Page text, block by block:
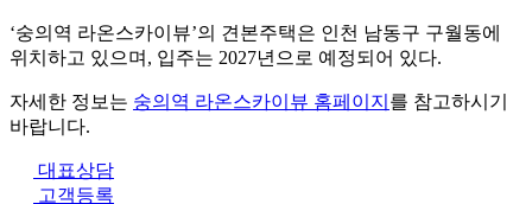
‘숭의역 라온스카이뷰’의 견본주택은 인천 남동구 구월동에
위치하고 있으며, 입주는 2027년으로 예정되어 있다.
자세한 정보는 숭의역 라온스카이뷰 홈페이지 를 참고하시기
바랍니다.
대표상담
고객등록